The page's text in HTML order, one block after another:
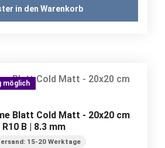
in den Warenkorb
möglich
Blatt Cold Matt - 20x20 cm
R10 B | 8.3 mm
15-20 Werktage